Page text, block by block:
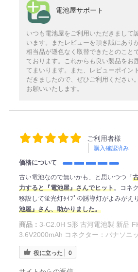
電池屋サポート
いつも電池屋をご利用いただきまして
います。またレビューを頂き誠にあり
相当品が遜色なく取替できたとのこと
ております。これからも良い製品をお
てまいります。また、レビューポイン
だきましたので、ぜひご利用ください
お願いいたします。
ご利用者様
購入確認済み
価格について
古い電池なので無いかも、と思いつつ「
力すると『電池屋』さんでヒット。コネ
移設して蛍光灯ﾀｲﾌﾟの誘導灯がよみがえ
池屋』さん、助かりました。
商品： 3-C2.0H S形 古河電池製 新品
3.6V2000mAh コネクター：パナソニ
役に立った 0